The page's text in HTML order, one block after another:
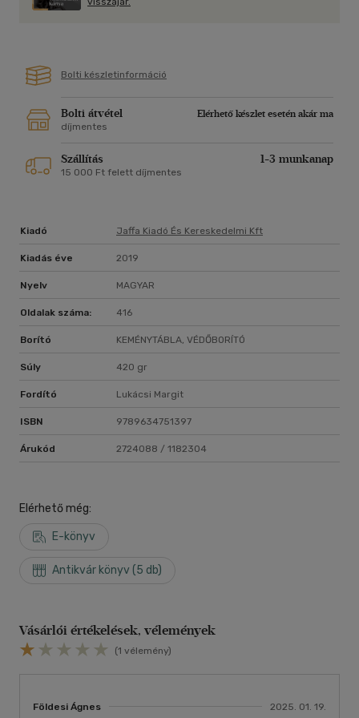
érzékletességgel rajzolódnak ki a közös sorsok egyéni drámái,
sokkjából lassan magához térő Európa mindennapjainak
a legnagyobb sötétség sem tud kioltani.
Bolti készletinformáció
Bolti átvétel
Elérhető készlet esetén akár ma
díjmentes
Szállítás 1-3 munkanap
15 000 Ft felett díjmentes
Kiadó Jaffa Kiadó És Kereskedelmi Kft
Kiadás éve 2019
Nyelv MAGYAR
Oldalak száma: 416
Borító KEMÉNYTÁBLA, VÉDŐBORÍTÓ
Súly 420 gr
Fordító Lukácsi Margit
ISBN 9789634751397
Árukód 2724088 / 1182304
Elérhető még:
E-könyv
Antikvár könyv (5 db)
Vásárlói értékelések, vélemények
(1 vélemény)
Földesi Ágnes 2025. 01. 19.